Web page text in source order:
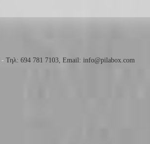
- Τηλ: 694 781 7103, Email: info@pilabox.com